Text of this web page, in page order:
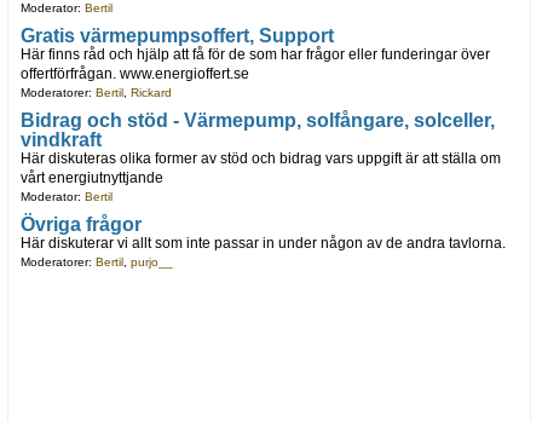
Moderator: Bertil
Gratis värmepumpsoffert, Support
Här finns råd och hjälp att få för de som har frågor eller funderingar över
offertförfrågan. www.energioffert.se
Moderatorer: Bertil, Rickard
Bidrag och stöd - Värmepump, solfångare, solceller,
vindkraft
Här diskuteras olika former av stöd och bidrag vars uppgift är att ställa om
vårt energiutnyttjande
Moderator: Bertil
Övriga frågor
Här diskuterar vi allt som inte passar in under någon av de andra tavlorna.
Moderatorer: Bertil, purjo__